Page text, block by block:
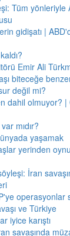
Tüm yönleriyle
gidişatı |
Emir Ali
biteceğe
değil mi?
dahil olmuyor? |
mıdır?
yaşamak
yerinden
İran
ve Türkiye
iyice karıştı
savaşında